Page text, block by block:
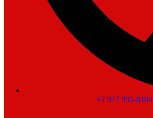
+7 977 995-8104